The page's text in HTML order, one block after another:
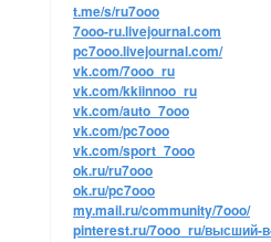
t.me/s/ru7ooo
7ooo-ru.livejournal.com
pc7ooo.livejournal.com/
vk.com/7ooo_ru
vk.com/kkiinnoo_ru
vk.com/auto_7ooo
vk.com/pc7ooo
vk.com/sport_7ooo
ok.ru/ru7ooo
ok.ru/pc7ooo
my.mail.ru/community/7ooo/
pinterest.ru/7ooo_ru/высший-